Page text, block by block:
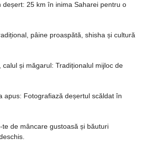
deșert: 25 km în inima Saharei pentru o
pâine proaspătă, shisha și cultură
calul și măgarul: Tradiționalul mijloc de
apus: Fotografiază deșertul scăldat în
de mâncare gustoasă și băuturi